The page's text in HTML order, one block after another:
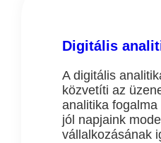
Digitális
A digitális
közvetíti az
analitika
jól napjaink
vállalkozásának